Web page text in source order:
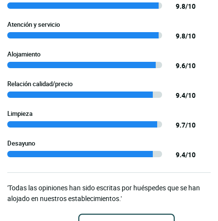
9.8/10
Atención y servicio
9.8/10
Alojamiento
9.6/10
Relación calidad/precio
9.4/10
Limpieza
9.7/10
Desayuno
9.4/10
'Todas las opiniones han sido escritas por huéspedes que se han
alojado en nuestros establecimientos.'